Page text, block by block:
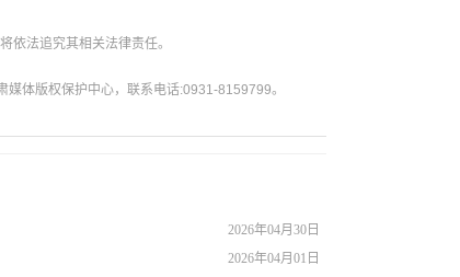
依法追究其相关法律责任。
体版权保护中心，联系电话:0931-8159799。
2026年04月30日
2026年04月01日